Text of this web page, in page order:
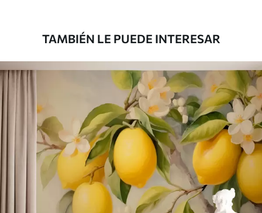
43816.6726290.00$/m²
TAMBIÉN LE PUEDE INTERESAR